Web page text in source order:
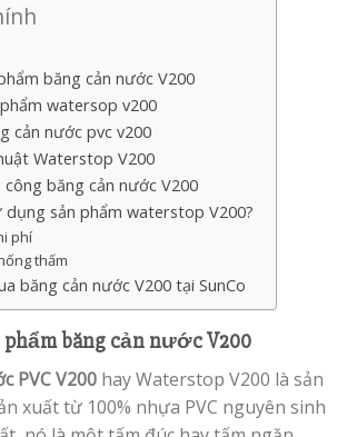
băng cản nước V200
watersop v200
cản nước pvc v200
Waterstop V200
băng cản nước V200
dụng sản phẩm waterstop V200?
phí
thấm
băng cản nước V200 tại SunCo
băng cản nước V200
PVC V200hay Waterstop V200 là sản
xuất từ 100% nhựa PVC nguyên sinh